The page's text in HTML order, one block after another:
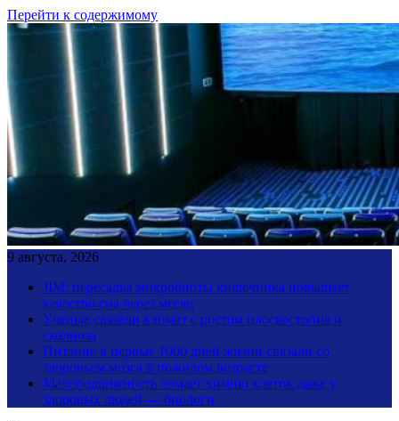
Перейти к содержимому
9 августа, 2026
JIM: пересадка микробиоты кишечника повышает
качество сна через месяц
Ученые связали климат с ростом плоскостопия и
сколиоза
Питание в первые 1000 дней жизни связали со
здоровьем мозга в пожилом возрасте
Малоподвижность ломает химию клеток даже у
здоровых людей — биологи